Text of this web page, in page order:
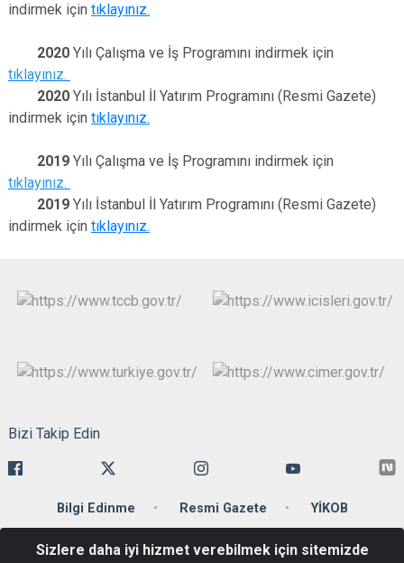
indirmek için tıklayınız.
2020 Yılı Çalışma ve İş Programını indirmek için
tıklayınız.
2020 Yılı İstanbul İl Yatırım Programını (Resmi Gazete)
indirmek için tıklayınız.
2019 Yılı Çalışma ve İş Programını indirmek için
tıklayınız.
2019 Yılı İstanbul İl Yatırım Programını (Resmi Gazete)
indirmek için tıklayınız.
Bizi Takip Edin
Bilgi Edinme Resmi Gazete YİKOB
Ankara Caddesi 34110 Cağaloğlu-Fatih/İstanbul
Sizlere daha iyi hizmet verebilmek için sitemizde